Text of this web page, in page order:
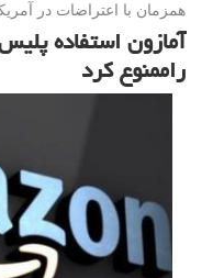
همزمان با اعتراضات در
آمازون استفاده
راممنوع كرد